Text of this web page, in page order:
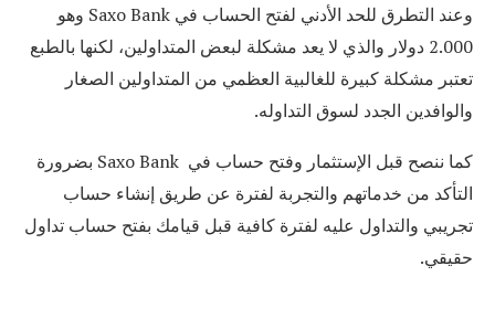
وعند التطرق للحد الأدني لفتح الحساب في Saxo Bank وهو
2.000 دولار والذي لا يعد مشكلة لبعض المتداولين، لكنها بالطبع
تعتبر مشكلة كبيرة للغالبية العظمي من المتداولين الصغار
والوافدين الجدد لسوق التداوله.
كما ننصح قبل الإستثمار وفتح حساب في Saxo Bank بضرورة
التأكد من خدماتهم والتجربة لفترة عن طريق إنشاء حساب
تجريبي والتداول عليه لفترة كافية قبل قيامك بفتح حساب تداول
حقيقي.